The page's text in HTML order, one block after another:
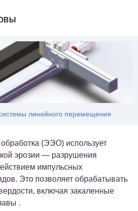
линейного перемещения
(ЭЭО) использует
эрозии — разрушения
импульсных
Это позволяет обрабатывать
включая закаленные
.